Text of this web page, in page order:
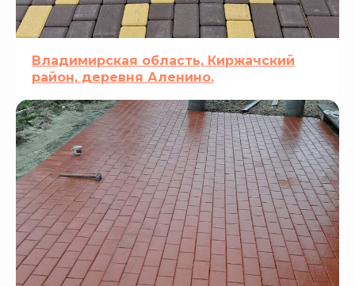
Владимирская область, Киржачский
район, деревня Аленино.